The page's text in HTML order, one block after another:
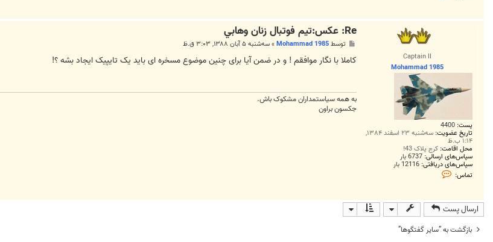
S
Captain II
Mohammad 1985
پست: 4400
تاریخ عضویت: سه‌شنبه ۲۳ اسفند ۱۳۸۴,
۱:۱۴ ب.ظ
محل اقامت: کرج پلاک 43!
سپاس‌های ارسالی: 6737 بار
سپاس‌های دریافتی: 12116 بار
تماس:
ت
M
o
h
a
m
Re: عكس:تيم فوتبال زنان وهابي
ت
توسطMohammad 1985
»سه‌شنبه ۵ آبان ۱۳۸۸, ۳:۰۳ ق.ظ
کاملا با نگار موافقم ! و در ضمن آیا برای چنین موضوع مسخره ای باید یک تایپیک ایجاد بشه ؟!
به همه سياستمداران مشکوک باش.
جکسون براون
ارسال پست
بازگشت به “ساير گفتگوها”